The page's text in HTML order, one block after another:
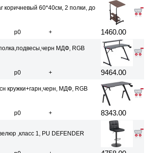
коричневый 60*40см, 2 полки, до
р0 + 1460.00
МДФ, RGB
р0 + 9464.00
кружки+гарн,черн, МДФ, RGB
р0 + 8343.00
,класс 1, PU DEFENDER